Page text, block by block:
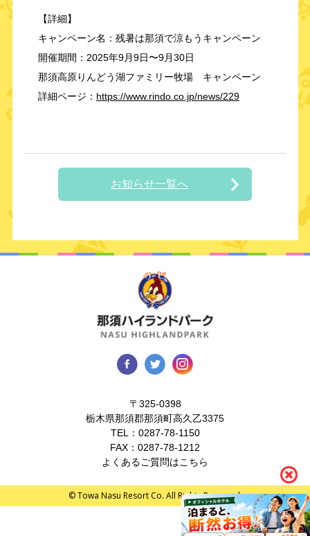
【詳細】
キャンペーン名：残暑は那須で涼もうキャンペーン
開催期間：2025年9月9日〜9月30日
那須高原りんどう湖ファミリー牧場 キャンペーン
詳細ページ： https://www.rindo.co.jp/news/229
お知らせ一覧へ
〒325-0398
栃木県那須郡那須町高久乙3375
TEL： 0287-78-1150
FAX：0287-78-1212
よくあるご質問はこちら
© Towa Nasu Resort Co. All Rights Reserved.